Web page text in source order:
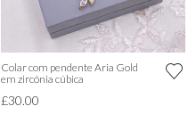
Colar com pendente Aria Gold
em zircónia cúbica
£30.00